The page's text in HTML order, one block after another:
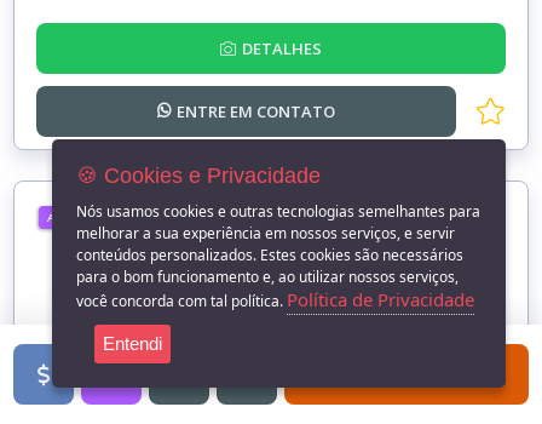
DETALHES
ENTRE EM CONTATO
ALUGUEL
🍪 Cookies e Privacidade
Nós usamos cookies e outras tecnologias semelhantes para
melhorar a sua experiência em nossos serviços, e servir
conteúdos personalizados. Estes cookies são necessários
para o bom funcionamento e, ao utilizar nossos serviços,
você concorda com tal política. Política de Privacidade
Entendi